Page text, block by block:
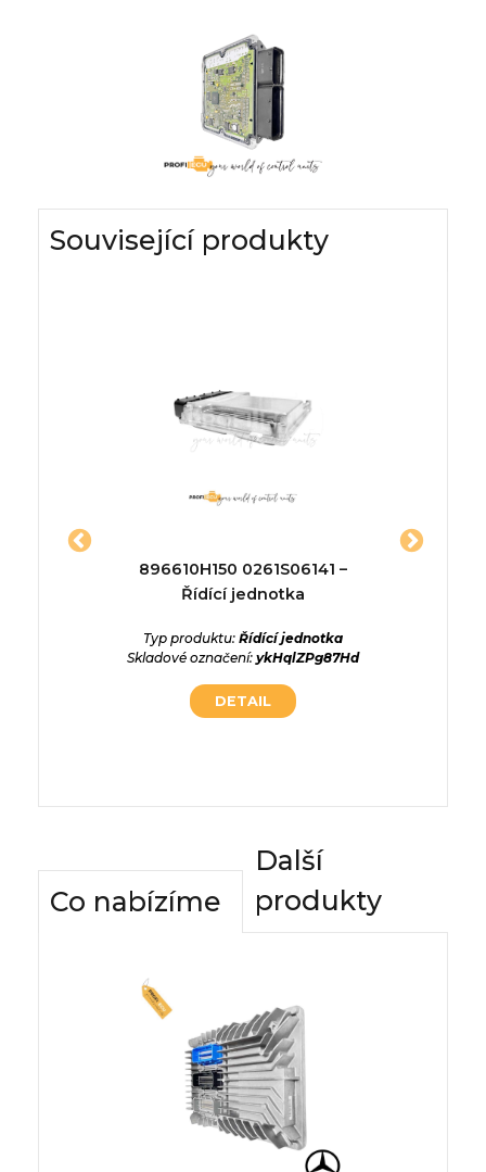
Související produkty
896610H150 0261S06141 –
Řídící jednotka
Typ produktu: Řídící jednotka
Skladové označení: ykHqlZPg87Hd
DETAIL
Co nabízíme
Další
produkty